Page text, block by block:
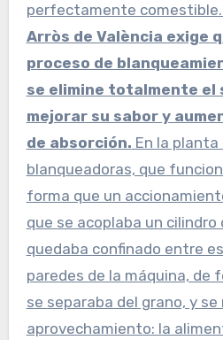
perfectamente comestible.
Arròs de València exige
proceso de
se elimine totalmente el
mejorar su sabor y
de absorción. En la
blanqueadoras, que
forma que un
que se acoplaba un cilindro
quedaba confinado entre
paredes de la máquina, de
se separaba del grano, y
aprovechamiento: la